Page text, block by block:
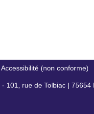
Accessibilité (non conforme)
101, rue de Tolbiac | 75654